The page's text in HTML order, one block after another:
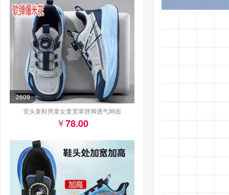
2609
宽头童鞋男童女童宽掌胖脚透气网面
78.00